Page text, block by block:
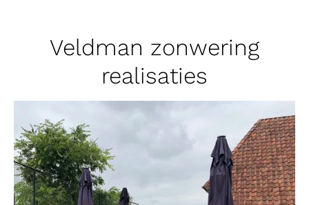
Veldman zonwering
realisaties